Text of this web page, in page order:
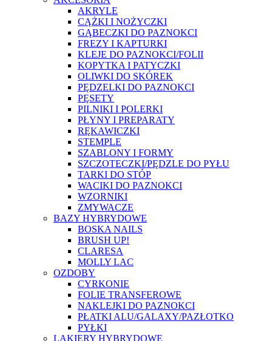
AKRYLE
CĄŻKI I NOŻYCZKI
GĄBECZKI DO PAZNOKCI
FREZY I KAPTURKI
KLEJE DO PAZNOKCI/FOLII
KOPYTKA I PATYCZKI
OLIWKI DO SKÓREK
PĘDZELKI DO PAZNOKCI
PĘSETY
PILNIKI I POLERKI
PŁYNY I PREPARATY
RĘKAWICZKI
STEMPLE
SZABLONY I FORMY
SZCZOTECZKI/PĘDZLE DO PYŁU
TARKI DO STÓP
WACIKI DO PAZNOKCI
WZORNIKI
ZMYWACZE
BAZY HYBRYDOWE
BOSKA NAILS
BRUSH UP!
CLARESA
MOLLY LAC
OZDOBY
CYRKONIE
FOLIE TRANSFEROWE
NAKLEJKI DO PAZNOKCI
PŁATKI ALU/GALAXY/PAZŁOTKO
PYŁKI
LAKIERY HYBRYDOWE